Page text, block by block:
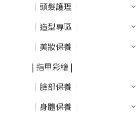
｜頭髮護理｜
｜造型專區｜
｜美妝保養｜
| 指甲彩繪 |
｜臉部保養｜
｜身體保養｜